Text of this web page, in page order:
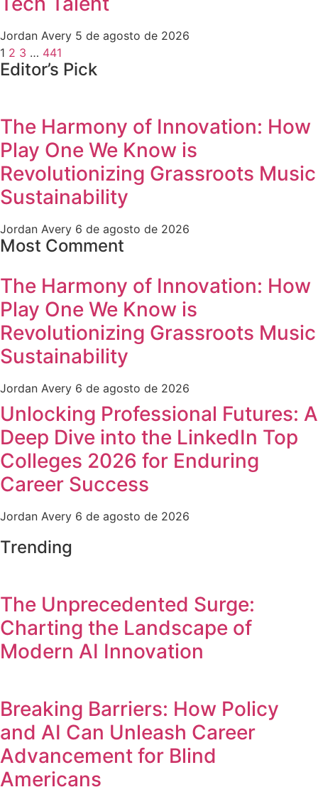
Jordan Avery 5 de agosto de 2026
1 2 3 … 441
Editor’s Pick
The Harmony of Innovation: How
Play One We Know is
Revolutionizing Grassroots Music
Sustainability
Jordan Avery 6 de agosto de 2026
Most Comment
The Harmony of Innovation: How
Play One We Know is
Revolutionizing Grassroots Music
Sustainability
Jordan Avery 6 de agosto de 2026
Unlocking Professional Futures: A
Deep Dive into the LinkedIn Top
Colleges 2026 for Enduring
Career Success
Jordan Avery 6 de agosto de 2026
Trending
The Unprecedented Surge:
Charting the Landscape of
Modern AI Innovation
Breaking Barriers: How Policy
and AI Can Unleash Career
Advancement for Blind
Americans